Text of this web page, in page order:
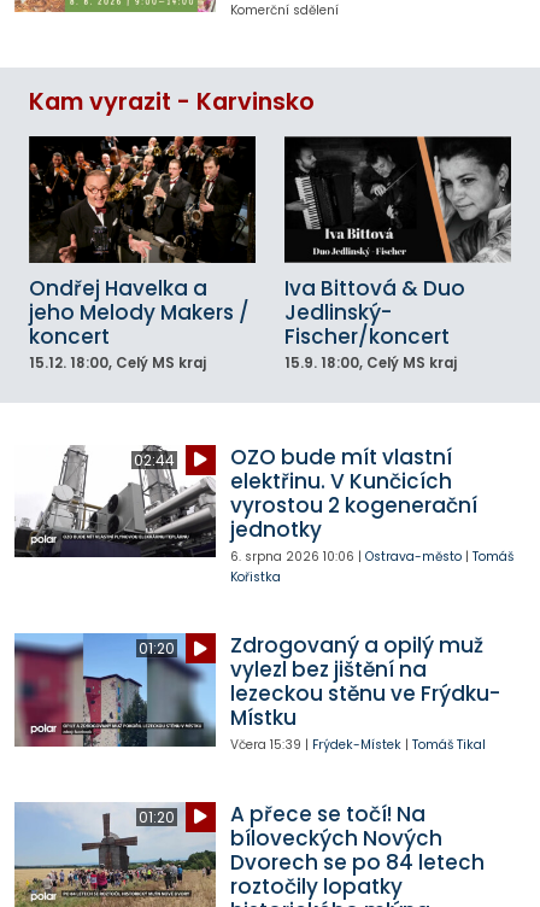
Komerční sdělení
Kam vyrazit - Karvinsko
Ondřej Havelka a
jeho Melody Makers /
koncert
15.12. 18:00, Celý MS kraj
Iva Bittová & Duo
Jedlinský-
Fischer/koncert
15.9. 18:00, Celý MS kraj
02:44
OZO bude mít vlastní
elektřinu. V Kunčicích
vyrostou 2 kogenerační
jednotky
6. srpna 2026 10:06 | Ostrava-město| Tomáš
Kořistka
01:20
Zdrogovaný a opilý muž
vylezl bez jištění na
lezeckou stěnu ve Frýdku-
Místku
Včera 15:39 | Frýdek-Místek| Tomáš Tikal
01:20
A přece se točí! Na
bíloveckých Nových
Dvorech se po 84 letech
roztočily lopatky